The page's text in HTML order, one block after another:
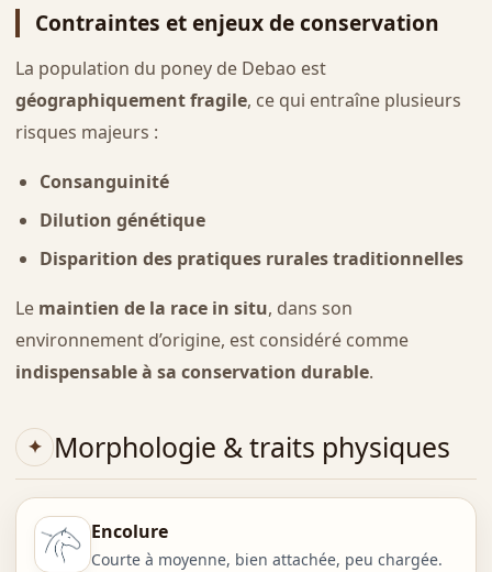
Contraintes et enjeux de conservation
La population du poney de Debao est
géographiquement fragile, ce qui entraîne plusieurs
risques majeurs :
Consanguinité
Dilution génétique
Disparition des pratiques rurales traditionnelles
Le maintien de la race in situ, dans son
environnement d’origine, est considéré comme
indispensable à sa conservation durable.
Morphologie & traits physiques
Encolure
Courte à moyenne, bien attachée, peu chargée.